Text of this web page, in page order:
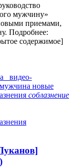
мужчину»
приемами,
Подробнее:
содержимое]
видео-
мужчина новые
соблазнение